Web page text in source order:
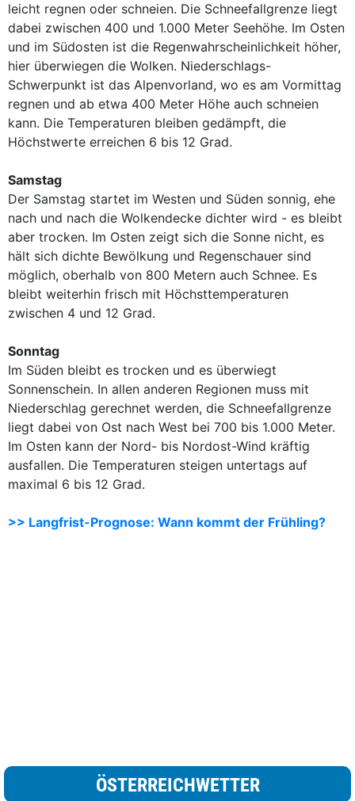
leicht regnen oder schneien. Die Schneefallgrenze liegt
dabei zwischen 400 und 1.000 Meter Seehöhe. Im Osten
und im Südosten ist die Regenwahrscheinlichkeit höher,
hier überwiegen die Wolken. Niederschlags-
Schwerpunkt ist das Alpenvorland, wo es am Vormittag
regnen und ab etwa 400 Meter Höhe auch schneien
kann. Die Temperaturen bleiben gedämpft, die
Höchstwerte erreichen 6 bis 12 Grad.
Samstag
Der Samstag startet im Westen und Süden sonnig, ehe
nach und nach die Wolkendecke dichter wird - es bleibt
aber trocken. Im Osten zeigt sich die Sonne nicht, es
hält sich dichte Bewölkung und Regenschauer sind
möglich, oberhalb von 800 Metern auch Schnee. Es
bleibt weiterhin frisch mit Höchsttemperaturen
zwischen 4 und 12 Grad.
Sonntag
Im Süden bleibt es trocken und es überwiegt
Sonnenschein. In allen anderen Regionen muss mit
Niederschlag gerechnet werden, die Schneefallgrenze
liegt dabei von Ost nach West bei 700 bis 1.000 Meter.
Im Osten kann der Nord- bis Nordost-Wind kräftig
ausfallen. Die Temperaturen steigen untertags auf
maximal 6 bis 12 Grad.
>> Langfrist-Prognose: Wann kommt der Frühling?
ÖSTERREICHWETTER